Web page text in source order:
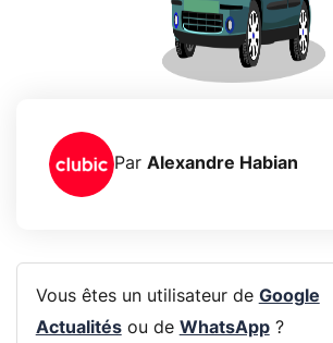
Par Alexandre Habian
Vous êtes un utilisateur de Google
Actualitésou de WhatsApp?